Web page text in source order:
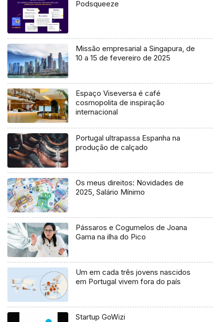
Podsqueeze
Missão empresarial a Singapura, de
10 a 15 de fevereiro de 2025
Espaço Viseversa é café
cosmopolita de inspiração
internacional
Portugal ultrapassa Espanha na
produção de calçado
Os meus direitos: Novidades de
2025, Salário Mínimo
Pássaros e Cogumelos de Joana
Gama na ilha do Pico
Um em cada três jovens nascidos
em Portugal vivem fora do país
Startup GoWizi